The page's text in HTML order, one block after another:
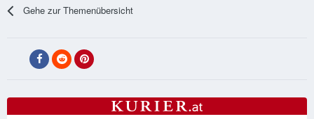
Gehe zur Themenübersicht